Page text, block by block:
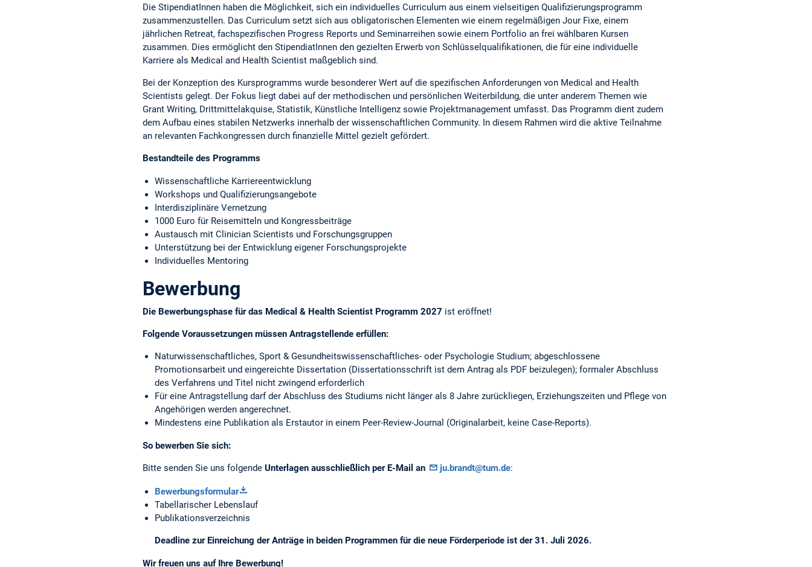
Die StipendiatInnen haben die Möglichkeit, sich ein individuelles Curriculum aus einem vielseitigen Qualifizierungsprogramm
zusammenzustellen. Das Curriculum setzt sich aus obligatorischen Elementen wie einem regelmäßigen Jour Fixe, einem
jährlichen Retreat, fachspezifischen Progress Reports und Seminarreihen sowie einem Portfolio an frei wählbaren Kursen
zusammen. Dies ermöglicht den StipendiatInnen den gezielten Erwerb von Schlüsselqualifikationen, die für eine individuelle
Karriere als Medical and Health Scientist maßgeblich sind.
Bei der Konzeption des Kursprogramms wurde besonderer Wert auf die spezifischen Anforderungen von Medical and Health
Scientists gelegt. Der Fokus liegt dabei auf der methodischen und persönlichen Weiterbildung, die unter anderem Themen wie
Grant Writing, Drittmittelakquise, Statistik, Künstliche Intelligenz sowie Projektmanagement umfasst. Das Programm dient zudem
dem Aufbau eines stabilen Netzwerks innerhalb der wissenschaftlichen Community. In diesem Rahmen wird die aktive Teilnahme
an relevanten Fachkongressen durch finanzielle Mittel gezielt gefördert.
Bestandteile des Programms
Wissenschaftliche Karriereentwicklung
Workshops und Qualifizierungsangebote
Interdisziplinäre Vernetzung
1000 Euro für Reisemitteln und Kongressbeiträge
Austausch mit Clinician Scientists und Forschungsgruppen
Unterstützung bei der Entwicklung eigener Forschungsprojekte
Individuelles Mentoring
Bewerbung
Die Bewerbungsphase für das Medical & Health Scientist Programm 2027 ist eröffnet!
Folgende Voraussetzungen müssen Antragstellende erfüllen:
Naturwissenschaftliches, Sport & Gesundheitswissenschaftliches- oder Psychologie Studium; abgeschlossene
Promotionsarbeit und eingereichte Dissertation (Dissertationsschrift ist dem Antrag als PDF beizulegen); formaler Abschluss
des Verfahrens und Titel nicht zwingend erforderlich
Für eine Antragstellung darf der Abschluss des Studiums nicht länger als 8 Jahre zurückliegen, Erziehungszeiten und Pflege von
Angehörigen werden angerechnet.
Mindestens eine Publikation als Erstautor in einem Peer-Review-Journal (Originalarbeit, keine Case-Reports).
So bewerben Sie sich:
Bitte senden Sie uns folgende Unterlagen ausschließlich per E-Mail an ju.brandt@tum.de:
Bewerbungsformular
Tabellarischer Lebenslauf
Publikationsverzeichnis
Deadline zur Einreichung der Anträge in beiden Programmen für die neue Förderperiode ist der 31. Juli 2026.
Wir freuen uns auf Ihre Bewerbung!